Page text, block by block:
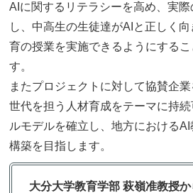
AIに関するリテラシーを高め、実
し、中高生の生徒達がAIと正しく
育の授業を実施できるようにする
す。
またプロジェクトに対して協賛企
世代を担う人材育成をテーマに持
ルモデルを確立し、地方における
構築を目指します。
大分大学教育学部 萩嶺准教授か